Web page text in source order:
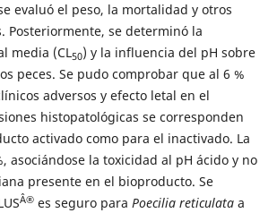
evaluó el peso, la mortalidad y otros
Posteriormente, se determinó la
media (CL50) y la influencia del pH sobre
peces. Se pudo comprobar que al 6 %
adversos y efecto letal en el
histopatológicas se corresponden
activado como para el inactivado. La
asociándose la toxicidad al pH ácido y no
presente en el bioproducto. Se
Â®es seguro para Poecilia reticulataa